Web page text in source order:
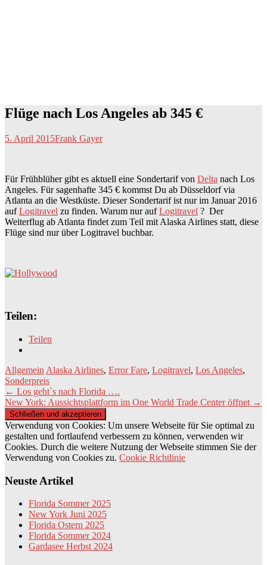
Flüge nach Los Angeles ab 345 €
5. April 2015Frank Gayer
Für Frühblüher gibt es aktuell eine Sondertarif von Delta nach Los
Angeles. Für sagenhafte 345 € kommst Du ab Düsseldorf via
Atlanta an die Westküste. Dieser Sondertarif ist nur im Januar 2016
aufLogitravel zu finden. Warum nur aufLogitravel ? Der
Weiterflug ab Atlanta findet zum Teil mit Alaska Airlines statt, diese
Flüge sind nur über Logitravel buchbar.
Teilen:
Teilen
Allgemein Alaska Airlines, Error Fare, Logitravel, Los Angeles,
Sonderpreis
Beitragsnavigation
← Los geht`s nach Florida ….
New York: Aussichtsplattform im One World Trade Center öffnet →
Verwendung von Cookies: Um unsere Webseite für Sie optimal zu
gestalten und fortlaufend verbessern zu können, verwenden wir
Cookies. Durch die weitere Nutzung der Webseite stimmen Sie der
Verwendung von Cookies zu. Cookie Richtlinie
Neuste Artikel
Florida Sommer 2025
New York Juni 2025
Florida Ostern 2025
Florida Sommer 2024
Gardasee Herbst 2024